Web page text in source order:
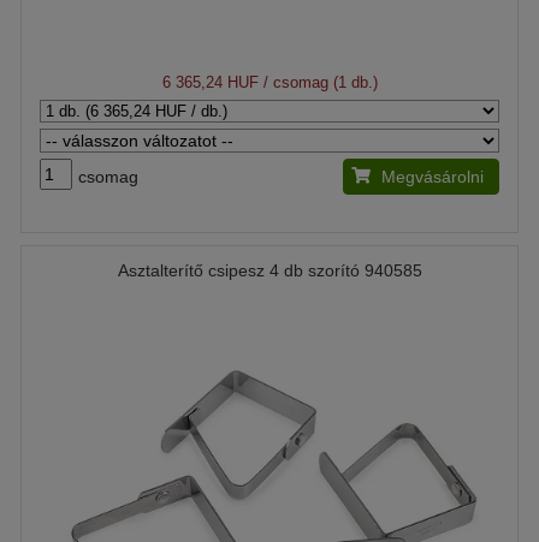
6 365,24 HUF/ csomag (1 db.)
csomag Megvásárolni
Asztalterítő csipesz 4 db szorító 940585